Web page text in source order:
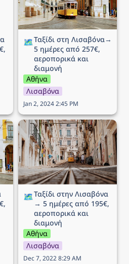
🗺️Ταξίδι στη Λισαβόνα→
5 ημέρες από 257€,
αεροπορικά και
διαμονή
Αθήνα
Λισαβόνα
Jan 2, 2024 2:45 PM
5
Ταξίδι στην Λισαβόνα → 5
ημέρες από 195€,
αεροπορικά και διαμονή
🗺️Ταξίδι στην Λισαβόνα
→ 5 ημέρες από 195€,
αεροπορικά και
διαμονή
Αθήνα
Λισαβόνα
Dec 7, 2022 8:29 AM